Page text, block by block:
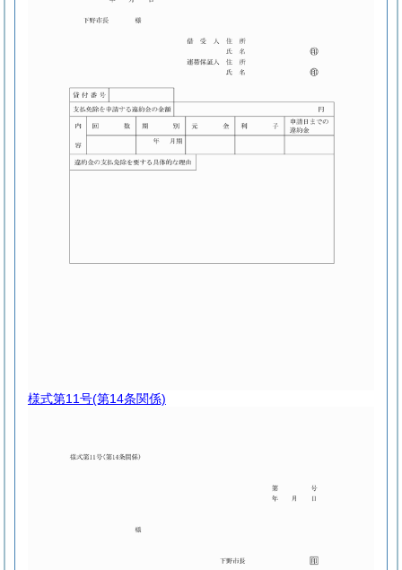
様式第11号(第14条関係)